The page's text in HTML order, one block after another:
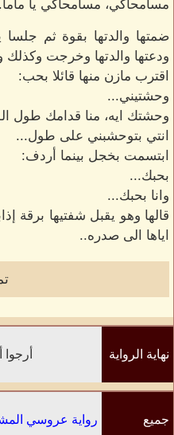
مسامحاكي، مسامحاكي يا
ضمتها والدتها بقوة ثم
ودعتها والدتها وخرجت وكذلك
اقترب مازن منها قائلا بحب:
وحشتيني...
وحشتك ايه، منا قدامك طول
انتي بتوحشبني على طول...
ابتسمت بخجل بينما أردف:
بحبك...
وانا بحبك...
قالها وهو يقبل شفتيها برقة
اياها الى صدره..
نهاية الرواية
جميع رواية عروسي